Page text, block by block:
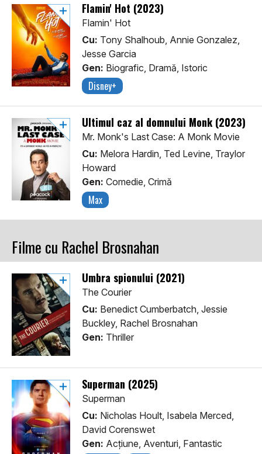
Flamin' Hot (2023)
Flamin' Hot
Cu: Tony Shalhoub, Annie Gonzalez,
Jesse Garcia
Gen: Biografic, Dramă, Istoric
Disney+
Ultimul caz al domnului Monk (2023)
Mr. Monk's Last Case: A Monk Movie
Cu: Melora Hardin, Ted Levine, Traylor
Howard
Gen: Comedie, Crimă
Max
Filme cu Rachel Brosnahan
Umbra spionului (2021)
The Courier
Cu: Benedict Cumberbatch, Jessie
Buckley, Rachel Brosnahan
Gen: Thriller
Superman (2025)
Superman
Cu: Nicholas Hoult, Isabela Merced,
David Corenswet
Gen: Acţiune, Aventuri, Fantastic